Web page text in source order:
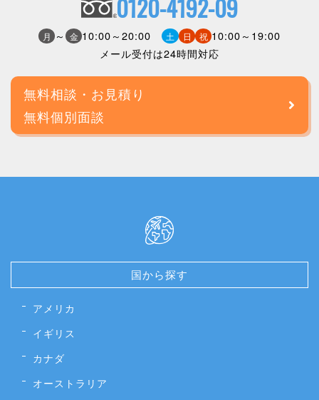
0120-4192-09
月 ～ 金 10:00～20:00 土 日 祝 10:00～19:00
メール受付は24時間対応
無料相談・お見積り
無料個別面談
国から探す
アメリカ
イギリス
カナダ
オーストラリア